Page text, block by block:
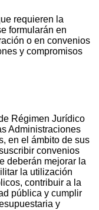
requieren la
formularán en
o en convenios
y compromisos
Régimen Jurídico
Administraciones
en el ámbito de sus
convenios
deberán mejorar la
la utilización
contribuir a la
pública y cumplir
y